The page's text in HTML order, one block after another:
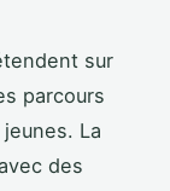
sur
parcours
La
des